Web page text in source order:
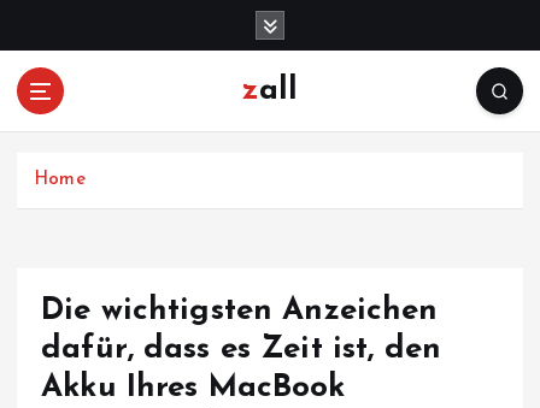
zall
Home
Die wichtigsten Anzeichen
dafür, dass es Zeit ist, den
Akku Ihres MacBook